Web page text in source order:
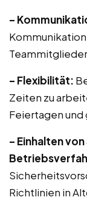
–
– Flexibilität:
Zeiten zu
Feiertagen
– Einhalten
Richtlinien in